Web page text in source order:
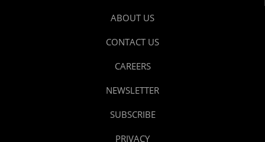
ABOUT US
CONTACT US
CAREERS
NEWSLETTER
SUBSCRIBE
PRIVACY